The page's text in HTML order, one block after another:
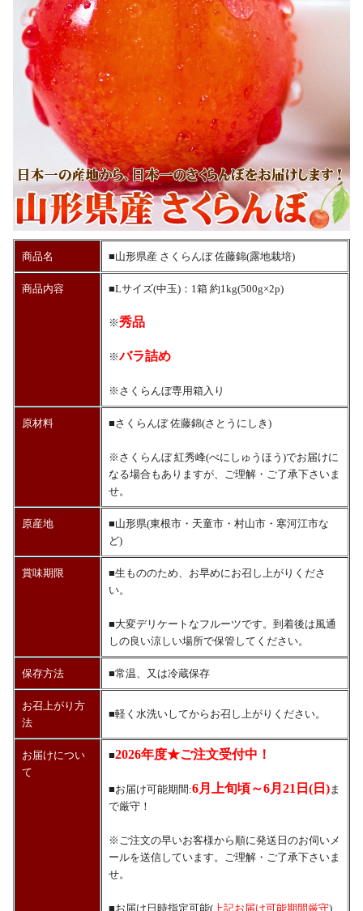
商品名 ■山形県産 さくらんぼ 佐藤錦(露地栽培)
商品内容 ■Lサイズ(中玉)：1箱 約1kg(500g×2p)
※秀品
※バラ詰め
※さくらんぼ専用箱入り
原材料 ■さくらんぼ 佐藤錦(さとうにしき)
※さくらんぼ 紅秀峰(べにしゅうほう)でお届けに
なる場合もありますが、ご理解・ご了承下さいま
せ。
原産地
■山形県(東根市・天童市・村山市・寒河江市な
ど)
賞味期限
■生もののため、お早めにお召し上がりくださ
い。
■大変デリケートなフルーツです。到着後は風通
しの良い涼しい場所で保管してください。
保存方法 ■常温、又は冷蔵保存
お召上がり方
法
■軽く水洗いしてからお召し上がりください。
お届けについ
て
■2026年度★ご注文受付中！
■お届け可能期間:6月上旬頃～6月21日(日) ま
で厳守！
※ご注文の早いお客様から順に発送日のお伺いメ
ールを送信しています。ご理解・ご了承下さいま
せ。
■お届け日時指定可能( 上記お届け可能期間厳守)